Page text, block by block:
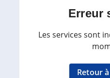
Erreur
Les services sont
Retour à